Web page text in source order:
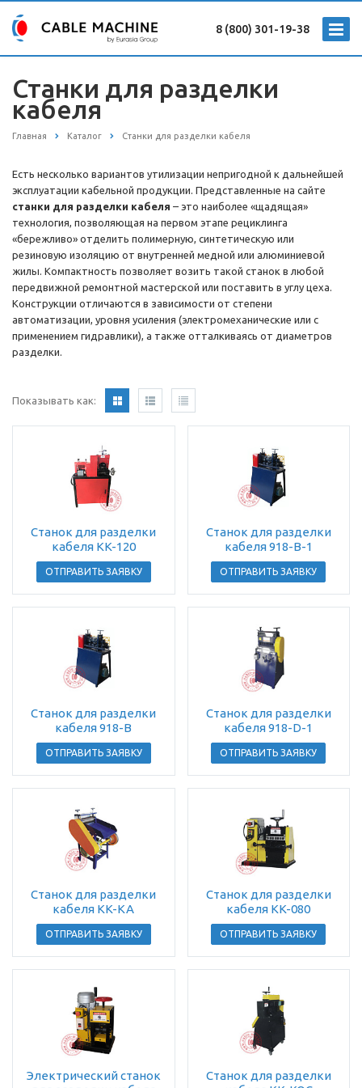
8 (800) 301-19-38
Станки для разделки
кабеля
Главная Каталог Станки для разделки кабеля
Есть несколько вариантов утилизации непригодной к дальнейшей
эксплуатации кабельной продукции. Представленные на сайте
станки для разделки кабеля – это наиболее «щадящая»
технология, позволяющая на первом этапе рециклинга
«бережливо» отделить полимерную, синтетическую или
резиновую изоляцию от внутренней медной или алюминиевой
жилы. Компактность позволяет возить такой станок в любой
передвижной ремонтной мастерской или поставить в углу цеха.
Конструкции отличаются в зависимости от степени
автоматизации, уровня усиления (электромеханические или с
применением гидравлики), а также отталкиваясь от диаметров
разделки.
Показывать как:
Станок для разделки
кабеля KK-120
ОТПРАВИТЬ ЗАЯВКУ
Станок для разделки
кабеля 918-B-1
ОТПРАВИТЬ ЗАЯВКУ
Станок для разделки
кабеля 918-B
ОТПРАВИТЬ ЗАЯВКУ
Станок для разделки
кабеля 918-D-1
ОТПРАВИТЬ ЗАЯВКУ
Станок для разделки
кабеля KK-KA
ОТПРАВИТЬ ЗАЯВКУ
Станок для разделки
кабеля KK-080
ОТПРАВИТЬ ЗАЯВКУ
Электрический станок
Станок для разделки